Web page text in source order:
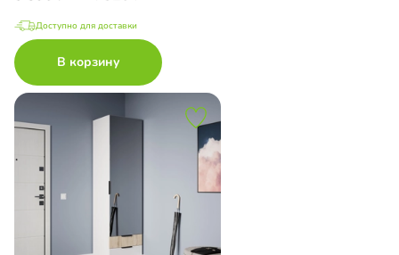
Доступно для доставки
В корзину